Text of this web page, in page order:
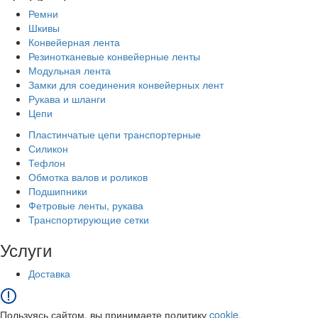
Ремни
Шкивы
Конвейерная лента
Резинотканевые конвейерные ленты
Модульная лента
Замки для соединения конвейерных лент
Рукава и шланги
Цепи
Пластинчатые цепи транспортерные
Силикон
Тефлон
Обмотка валов и роликов
Подшипники
Фетровые ленты, рукава
Транспортирующие сетки
Услуги
Доставка
Пользуясь сайтом, вы принимаете политику cookie.